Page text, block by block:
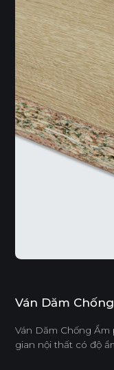
Ván Dăm
Ván Dăm Chống
gian nội thất có độ